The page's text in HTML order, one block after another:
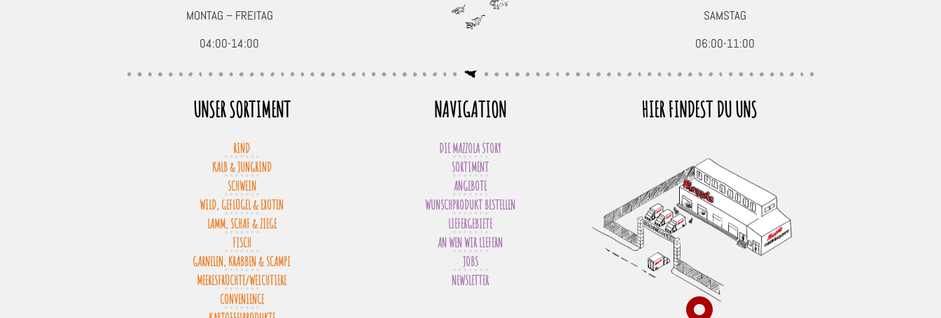
MONTAG – FREITAG
04:00-14:00
SAMSTAG
06:00-11:00
UNSER SORTIMENT
RIND
KALB & JUNGRIND
SCHWEIN
WILD, GEFLÜGEL & EXOTEN
LAMM, SCHAF & ZIEGE
FISCH
GARNELEN, KRABBEN & SCAMPI
MEERESFRÜCHTE/WEICHTIERE
CONVENIENCE
NAVIGATION
DIE MAZZOLA STORY
SORTIMENT
ANGEBOTE
WUNSCHPRODUKT BESTELLEN
LIEFERGEBIETE
AN WEN WIR LIEFERN
JOBS
NEWSLETTER
HIER FINDEST DU UNS